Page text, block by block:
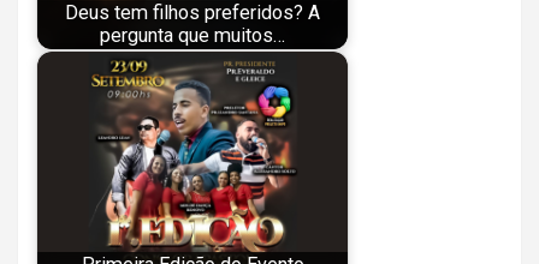
Deus tem filhos preferidos? A
pergunta que muitos…